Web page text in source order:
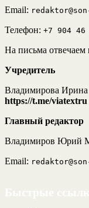
Email:
Телефон: +7 904 46
На письма
Учредитель
Владимирова Ирина
https://t.me/viatextru
Главный редактор
Владимиров Юрий
Email: